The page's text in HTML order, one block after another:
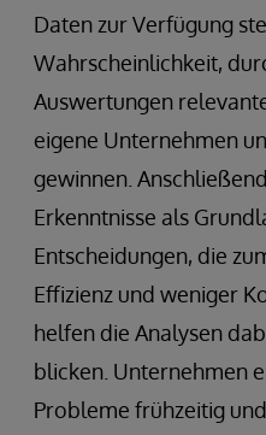
Daten zur Verfügung
Wahrscheinlichkeit,
Auswertungen
eigene Unternehmen
gewinnen.
Erkenntnisse als
Entscheidungen, die
Effizienz und weniger
helfen die Analysen
blicken. Unternehmen
Probleme frühzeitig